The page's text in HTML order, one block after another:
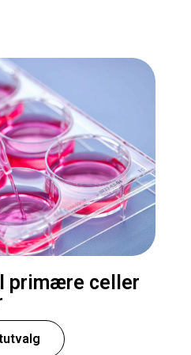
primære celler